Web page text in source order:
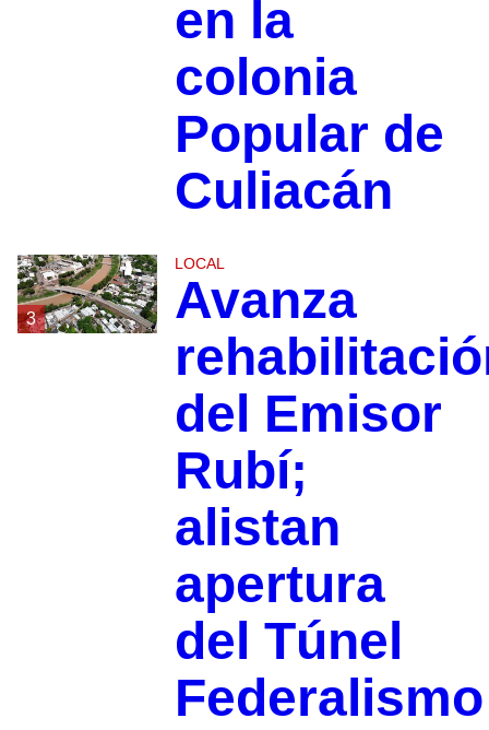
en la
colonia
Popular de
Culiacán
3
LOCAL
Avanza
del Emisor
Rubí;
alistan
apertura
del Túnel
Federalismo